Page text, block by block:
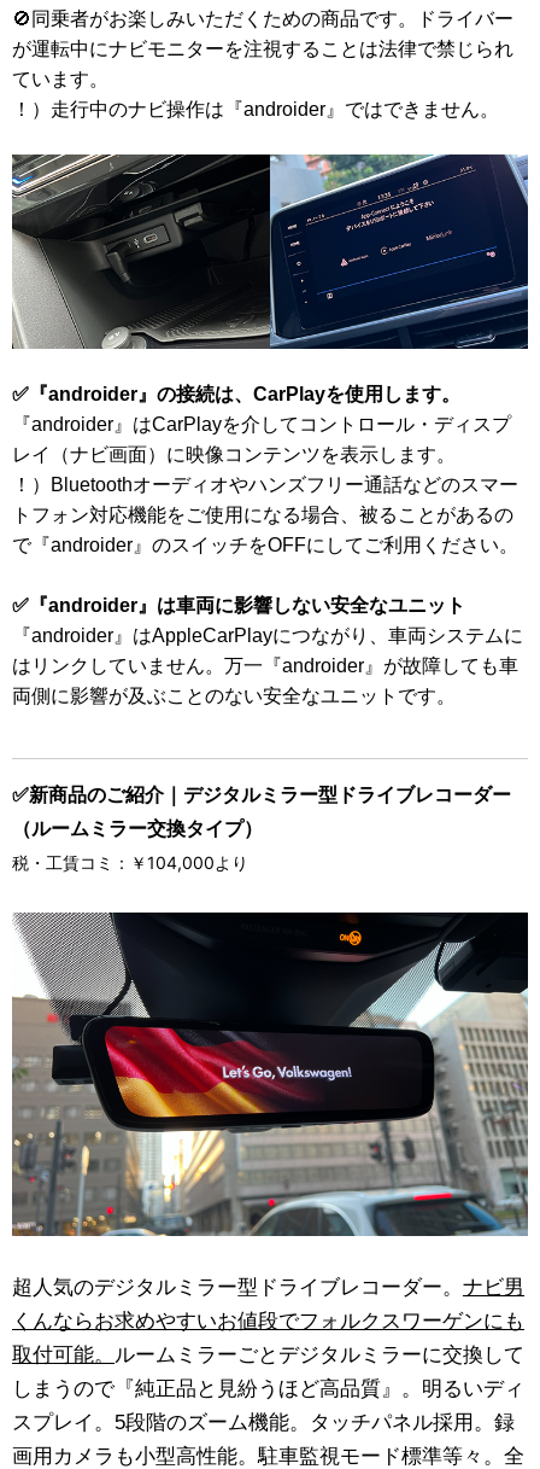
🚫同乗者がお楽しみいただくための商品です。ドライバー
が運転中にナビモニターを注視することは法律で禁じられ
ています。
！）走行中のナビ操作は『androider』ではできません。
✅『androider』の接続は、CarPlayを使用します。
『androider』はCarPlayを介してコントロール・ディスプ
レイ（ナビ画面）に映像コンテンツを表示します。
！）Bluetoothオーディオやハンズフリー通話などのスマー
トフォン対応機能をご使用になる場合、被ることがあるの
で『androider』のスイッチをOFFにしてご利用ください。
✅『androider』は車両に影響しない安全なユニット
『androider』はAppleCarPlayにつながり、車両システムに
はリンクしていません。万一『androider』が故障しても車
両側に影響が及ぶことのない安全なユニットです。
✅新商品のご紹介｜デジタルミラー型ドライブレコーダー
（ルームミラー交換タイプ）
税・工賃コミ：￥104,000より
超人気のデジタルミラー型ドライブレコーダー。 ナビ男
くんならお求めやすいお値段でフォルクスワーゲンにも
取付可能。 ルームミラーごとデジタルミラーに交換して
しまうので『純正品と見紛うほど高品質』。明るいディ
スプレイ。5段階のズーム機能。タッチパネル採用。録
画用カメラも小型高性能。駐車監視モード標準等々。全